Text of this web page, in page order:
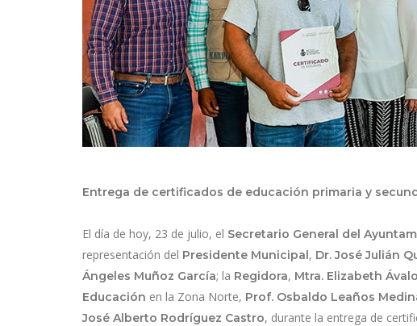
Entrega de certificados de educación primaria y
El día de hoy, 23 de julio, el Secretario General del
representación del Presidente Municipal, Dr. José Julián
Ángeles Muñoz García; la Regidora, Mtra. Elizabeth
Educación en la Zona Norte, Prof. Osbaldo Leaños
José Alberto Rodríguez Castro, durante la entrega de